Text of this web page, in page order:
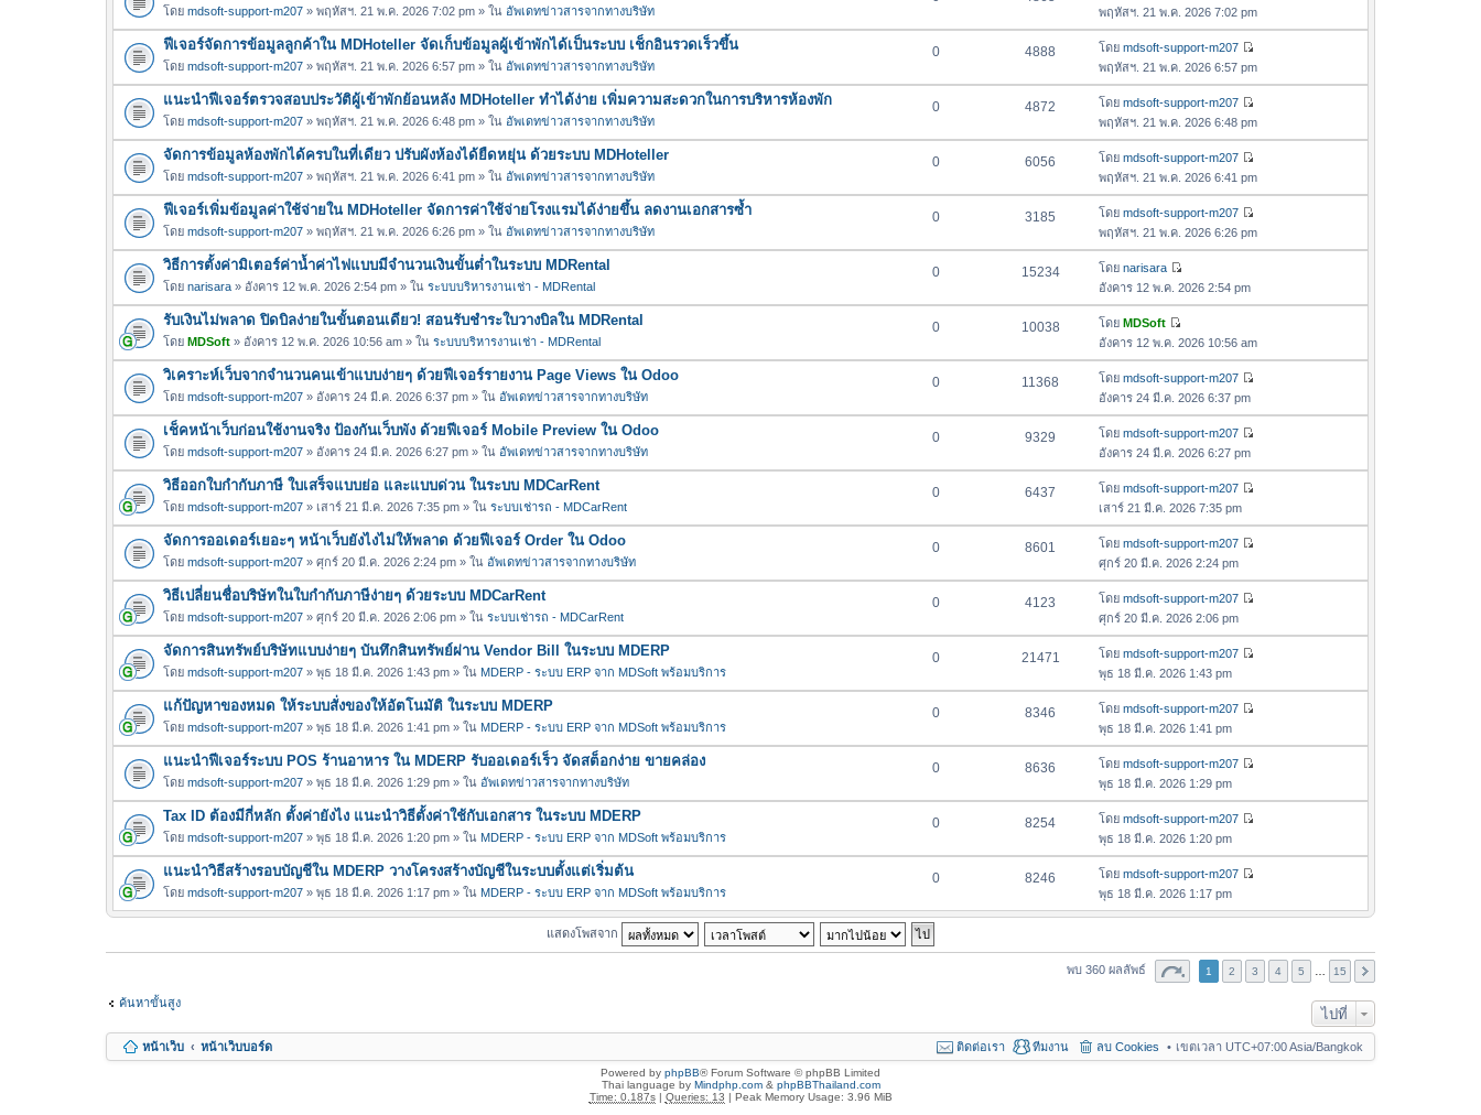
สุม
ล่
สุ
ค
ว
ม
ล่
สุ
โดย mdsoft-support-m207 » พฤหัสฯ. 21 พ.ค. 2026 7:02 pm » ใน อัพเดทข่าวสารจากทางบริษัท
ข้
ค
ว
ม
ล่
สุ
พฤหัสฯ. 21 พ.ค. 2026 7:02 pm
ฟีเจอร์จัดการข้อมูลลูกค้าใน MDHoteller จัดเก็บข้อมูลผู้เข้าพักได้เป็นระบบ เช็กอินรวดเร็วขึ้น
โดย mdsoft-support-m207 » พฤหัสฯ. 21 พ.ค. 2026 6:57 pm » ใน อัพเดทข่าวสารจากทางบริษัท
0 4888 โดย mdsoft-support-m207
ข้
ค
ว
ม
ล่
สุ
พฤหัสฯ. 21 พ.ค. 2026 6:57 pm
แนะนำฟีเจอร์ตรวจสอบประวัติผู้เข้าพักย้อนหลัง MDHoteller ทำได้ง่าย เพิ่มความสะดวกในการบริหารห้องพัก
โดย mdsoft-support-m207 » พฤหัสฯ. 21 พ.ค. 2026 6:48 pm » ใน อัพเดทข่าวสารจากทางบริษัท
0 4872 โดย mdsoft-support-m207
ข้
ค
ว
ม
ล่
พฤหัสฯ. 21 พ.ค. 2026 6:48 pm
จัดการข้อมูลห้องพักได้ครบในที่เดียว ปรับผังห้องได้ยืดหยุ่น ด้วยระบบ MDHoteller
โดย mdsoft-support-m207 » พฤหัสฯ. 21 พ.ค. 2026 6:41 pm » ใน อัพเดทข่าวสารจากทางบริษัท
0 6056 โดย mdsoft-support-m207
ข้
ค
ว
ล่
สุ
พฤหัสฯ. 21 พ.ค. 2026 6:41 pm
ฟีเจอร์เพิ่มข้อมูลค่าใช้จ่ายใน MDHoteller จัดการค่าใช้จ่ายโรงแรมได้ง่ายขึ้น ลดงานเอกสารซ้ำ
โดย mdsoft-support-m207 » พฤหัสฯ. 21 พ.ค. 2026 6:26 pm » ใน อัพเดทข่าวสารจากทางบริษัท
0 3185 โดย mdsoft-support-m207
ข้
ว
ม
ล่
พฤหัสฯ. 21 พ.ค. 2026 6:26 pm
วิธีการตั้งค่ามิเตอร์ค่าน้ำค่าไฟแบบมีจำนวนเงินขั้นต่ำในระบบ MDRental
โดย narisara » อังคาร 12 พ.ค. 2026 2:54 pm » ใน ระบบบริหารงานเช่า - MDRental
0 15234 โดย narisara
ดู
ข้
ค
ว
า
ม
ล่
า
สุ
อังคาร 12 พ.ค. 2026 2:54 pm
รับเงินไม่พลาด ปิดบิลง่ายในขั้นตอนเดียว! สอนรับชำระใบวางบิลใน MDRental
โดย MDSoft » อังคาร 12 พ.ค. 2026 10:56 am » ใน ระบบบริหารงานเช่า - MDRental
0 10038 โดย MDSoft
ดู
ข้
อ
ค
ว
า
ม
ล่
า
สุ
อังคาร 12 พ.ค. 2026 10:56 am
วิเคราะห์เว็บจากจำนวนคนเข้าแบบง่ายๆ ด้วยฟีเจอร์รายงาน Page Views ใน Odoo
โดย mdsoft-support-m207 » อังคาร 24 มี.ค. 2026 6:37 pm » ใน อัพเดทข่าวสารจากทางบริษัท
0 11368 โดย mdsoft-support-m207
ข้
ว
ล่
อังคาร 24 มี.ค. 2026 6:37 pm
เช็คหน้าเว็บก่อนใช้งานจริง ป้องกันเว็บพัง ด้วยฟีเจอร์ Mobile Preview ใน Odoo
โดย mdsoft-support-m207 » อังคาร 24 มี.ค. 2026 6:27 pm » ใน อัพเดทข่าวสารจากทางบริษัท
0 9329 โดย mdsoft-support-m207
ข้
ว
ล่
อังคาร 24 มี.ค. 2026 6:27 pm
วิธีออกใบกำกับภาษี ใบเสร็จแบบย่อ และแบบด่วน ในระบบ MDCarRent
โดย mdsoft-support-m207 » เสาร์ 21 มี.ค. 2026 7:35 pm » ใน ระบบเช่ารถ - MDCarRent
0 6437 โดย mdsoft-support-m207
ข้
ว
ล่
เสาร์ 21 มี.ค. 2026 7:35 pm
จัดการออเดอร์เยอะๆ หน้าเว็บยังไงไม่ให้พลาด ด้วยฟีเจอร์ Order ใน Odoo
โดย mdsoft-support-m207 » ศุกร์ 20 มี.ค. 2026 2:24 pm » ใน อัพเดทข่าวสารจากทางบริษัท
0 8601 โดย mdsoft-support-m207
ข้
ว
ล่
ศุกร์ 20 มี.ค. 2026 2:24 pm
วิธีเปลี่ยนชื่อบริษัทในใบกำกับภาษีง่ายๆ ด้วยระบบ MDCarRent
โดย mdsoft-support-m207 » ศุกร์ 20 มี.ค. 2026 2:06 pm » ใน ระบบเช่ารถ - MDCarRent
0 4123 โดย mdsoft-support-m207
ข้
ว
ล่
ศุกร์ 20 มี.ค. 2026 2:06 pm
จัดการสินทรัพย์บริษัทแบบง่ายๆ บันทึกสินทรัพย์ผ่าน Vendor Bill ในระบบ MDERP
โดย mdsoft-support-m207 » พุธ 18 มี.ค. 2026 1:43 pm » ใน MDERP - ระบบ ERP จาก MDSoft พร้อมบริการ
0 21471 โดย mdsoft-support-m207
ข้
ว
ล่
พุธ 18 มี.ค. 2026 1:43 pm
แก้ปัญหาของหมด ให้ระบบสั่งของให้อัตโนมัติ ในระบบ MDERP
โดย mdsoft-support-m207 » พุธ 18 มี.ค. 2026 1:41 pm » ใน MDERP - ระบบ ERP จาก MDSoft พร้อมบริการ
0 8346 โดย mdsoft-support-m207
ข้
ว
ล่
ด
พุธ 18 มี.ค. 2026 1:41 pm
แนะนำฟีเจอร์ระบบ POS ร้านอาหาร ใน MDERP รับออเดอร์เร็ว จัดสต็อกง่าย ขายคล่อง
โดย mdsoft-support-m207 » พุธ 18 มี.ค. 2026 1:29 pm » ใน อัพเดทข่าวสารจากทางบริษัท
0 8636 โดย mdsoft-support-m207
ข้
ว
ล่
สุ
ด
พุธ 18 มี.ค. 2026 1:29 pm
Tax ID ต้องมีกี่หลัก ตั้งค่ายังไง แนะนำวิธีตั้งค่าใช้กับเอกสาร ในระบบ MDERP
โดย mdsoft-support-m207 » พุธ 18 มี.ค. 2026 1:20 pm » ใน MDERP - ระบบ ERP จาก MDSoft พร้อมบริการ
0 8254 โดย mdsoft-support-m207
ข้
ว
ม
ล่
ด
พุธ 18 มี.ค. 2026 1:20 pm
แนะนำวิธีสร้างรอบบัญชีใน MDERP วางโครงสร้างบัญชีในระบบตั้งแต่เริ่มต้น
โดย mdsoft-support-m207 » พุธ 18 มี.ค. 2026 1:17 pm » ใน MDERP - ระบบ ERP จาก MDSoft พร้อมบริการ
0 8246 โดย mdsoft-support-m207
ข้
ว
า
า
พุธ 18 มี.ค. 2026 1:17 pm
แสดงโพสจาก
พบ 360 ผลลัพธ์ 1 2 3 4 5 15
ค้นหาขั้นสูง
ไปที่
หน้าเว็บ หน้าเว็บบอร์ด เขตเวลา UTC+07:00 Asia/Bangkok
ลบ Cookies
ทีมงาน
ติดต่อเรา
Powered by phpBB® Forum Software © phpBB Limited
Thai language by Mindphp.com& phpBBThailand.com
Time: 0.187s| Queries: 13 | Peak Memory Usage: 3.96 MiB